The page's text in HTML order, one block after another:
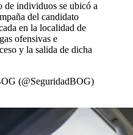
de individuos se ubicó a
del candidato
en la localidad de
ofensivas e
y la salida de dicha
(@SeguridadBOG)